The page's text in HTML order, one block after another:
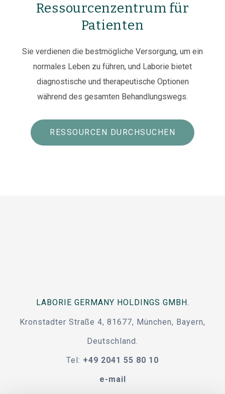
Ressourcenzentrum für
Patienten
Sie verdienen die bestmögliche Versorgung, um ein
normales Leben zu führen, und Laborie bietet
diagnostische und therapeutische Optionen
während des gesamten Behandlungswegs.
RESSOURCEN DURCHSUCHEN
LABORIE GERMANY HOLDINGS GMBH.
Kronstadter Straße 4, 81677, München, Bayern,
Deutschland.
Tel: +49 2041 55 80 10
e-mail